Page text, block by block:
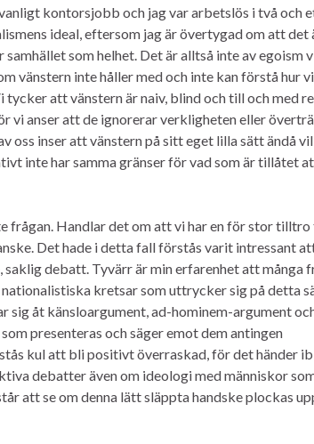
kontorsjobb och jag var arbetslös i två och
ideal, eftersom jag är övertygad om att det
som helhet. Det är alltså inte av egoism
vänstern inte håller med och inte kan förstå hur
tycker att vänstern är naiv, blind och till och med
vi anser att de ignorerar verkligheten eller
oss inser att vänstern på sitt eget lilla sätt ändå
inte har samma gränser för vad som är tillåtet
frågan. Handlar det om att vi har en för stor
Det hade i detta fall förstås varit intressant
debatt. Tyvärr är min erfarenhet att många
kretsar som uttrycker sig på detta
sig åt känsloargument, ad-hominem-argument
presenteras och säger emot dem antingen
kul att bli positivt överraskad, för det händer
debatter även om ideologi med människor
att se om denna lätt släppta handske plockas